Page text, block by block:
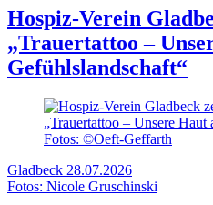
Hospiz-Verein
„Trauertattoo –
Gefühlslandschaft“
Fotos: ©Oeft-Geffarth
Gladbeck 28.07.2026
Fotos: Nicole Gruschinski